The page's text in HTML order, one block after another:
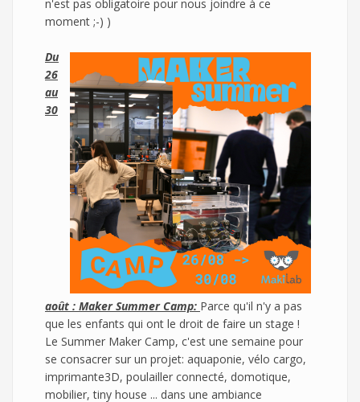
n'est pas obligatoire pour nous joindre à ce
moment ;-) )
Du
26
au
30
août : Maker Summer Camp: Parce qu'il n'y a pas
que les enfants qui ont le droit de faire un stage !
Le Summer Maker Camp, c'est une semaine pour
se consacrer sur un projet: aquaponie, vélo cargo,
imprimante3D, poulailler connecté, domotique,
mobilier, tiny house ... dans une ambiance